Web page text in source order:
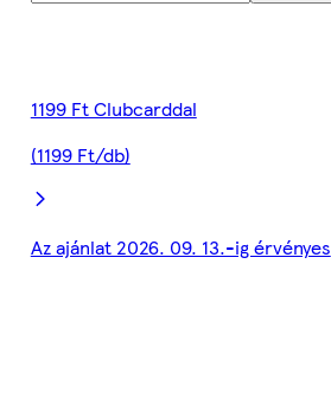
1199 Ft Clubcarddal
(1199 Ft/db)
Az ajánlat 2026. 09. 13.-ig érvényes